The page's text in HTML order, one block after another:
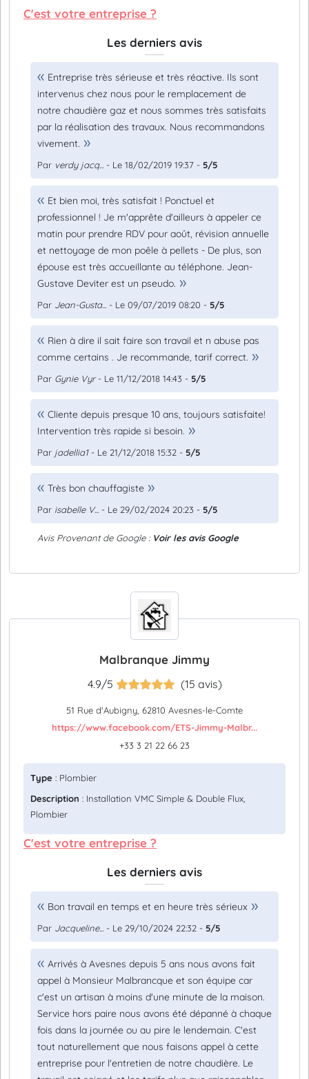
C'est votre entreprise ?
Les derniers avis
Entreprise très sérieuse et très réactive. Ils sont
intervenus chez nous pour le remplacement de
notre chaudière gaz et nous sommes très satisfaits
par la réalisation des travaux. Nous recommandons
vivement.
Par verdy jacq... - Le 18/02/2019 19:37 - 5/5
Et bien moi, très satisfait ! Ponctuel et
professionnel ! Je m'apprête d'ailleurs à appeler ce
matin pour prendre RDV pour août, révision annuelle
et nettoyage de mon poêle à pellets - De plus, son
épouse est très accueillante au téléphone. Jean-
Gustave Deviter est un pseudo.
Par Jean-Gusta... - Le 09/07/2019 08:20 - 5/5
Rien à dire il sait faire son travail et n abuse pas
comme certains . Je recommande, tarif correct.
Par Gynie Vyr- Le 11/12/2018 14:43 - 5/5
Cliente depuis presque 10 ans, toujours satisfaite!
Intervention très rapide si besoin.
Par jadellia1- Le 21/12/2018 15:32 - 5/5
Très bon chauffagiste
Par isabelle V... - Le 29/02/2024 20:23 - 5/5
Avis Provenant de Google : Voir les avis Google
Malbranque Jimmy
4.9/5 (15 avis)
51 Rue d'Aubigny, 62810 Avesnes-le-Comte
https://www.facebook.com/ETS-Jimmy-Malbr...
+33 3 21 22 66 23
Type : Plombier
Description : Installation VMC Simple & Double Flux,
Plombier
C'est votre entreprise ?
Les derniers avis
Bon travail en temps et en heure très sérieux
Par Jacqueline... - Le 29/10/2024 22:32 - 5/5
Arrivés à Avesnes depuis 5 ans nous avons fait
appel à Monsieur Malbrancque et son équipe car
c'est un artisan à moins d'une minute de la maison.
Service hors paire nous avons été dépanné à chaque
fois dans la journée ou au pire le lendemain. C'est
tout naturellement que nous faisons appel à cette
entreprise pour l'entretien de notre chaudière. Le